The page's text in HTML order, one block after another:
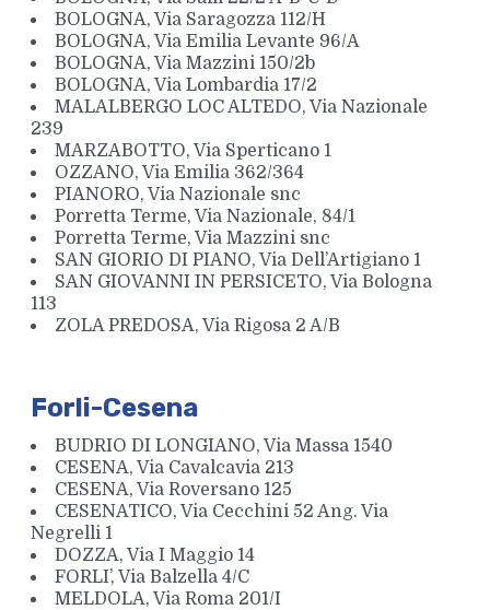
BOLOGNA, Via Saragozza 112/H
BOLOGNA, Via Emilia Levante 96/A
BOLOGNA, Via Mazzini 150/2b
BOLOGNA, Via Lombardia 17/2
MALALBERGO LOC ALTEDO, Via Nazionale
239
MARZABOTTO, Via Sperticano 1
OZZANO, Via Emilia 362/364
PIANORO, Via Nazionale snc
Porretta Terme, Via Nazionale, 84/1
Porretta Terme, Via Mazzini snc
SAN GIORIO DI PIANO, Via Dell’Artigiano 1
SAN GIOVANNI IN PERSICETO, Via Bologna
113
ZOLA PREDOSA, Via Rigosa 2 A/B
Forli-Cesena
BUDRIO DI LONGIANO, Via Massa 1540
CESENA, Via Cavalcavia 213
CESENA, Via Roversano 125
CESENATICO, Via Cecchini 52 Ang. Via
Negrelli 1
DOZZA, Via I Maggio 14
FORLI’, Via Balzella 4/C
MELDOLA, Via Roma 201/I